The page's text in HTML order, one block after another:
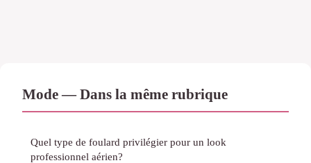
Mode — Dans la même rubrique
Quel type de foulard privilégier pour un look
professionnel aérien?